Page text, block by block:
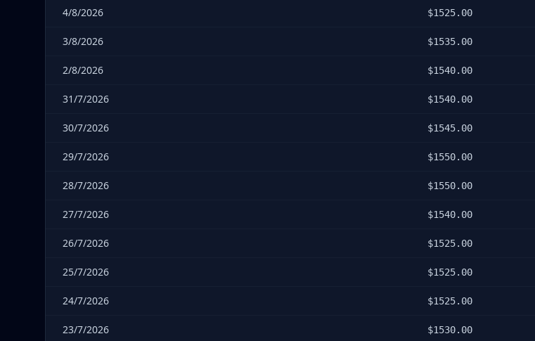
4/8/2026 $1525.00
3/8/2026 $1535.00
2/8/2026 $1540.00
31/7/2026 $1540.00
30/7/2026 $1545.00
29/7/2026 $1550.00
28/7/2026 $1550.00
27/7/2026 $1540.00
26/7/2026 $1525.00
25/7/2026 $1525.00
24/7/2026 $1525.00
23/7/2026 $1530.00